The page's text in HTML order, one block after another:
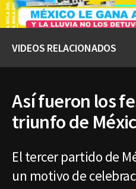
VIDEOS RELACIONADOS
Así fueron los
triunfo de
El tercer partido de
un motivo de